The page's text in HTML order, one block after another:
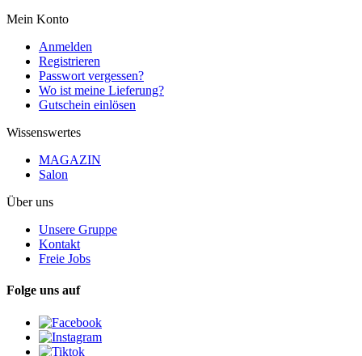
Mein Konto
Anmelden
Registrieren
Passwort vergessen?
Wo ist meine Lieferung?
Gutschein einlösen
Wissenswertes
MAGAZIN
Salon
Über uns
Unsere Gruppe
Kontakt
Freie Jobs
Folge uns auf